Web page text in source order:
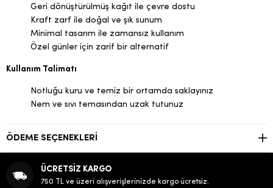
Geri dönüştürülmüş kağıt ile çevre dostu
Kraft zarf ile doğal ve şık sunum
Minimal tasarım ile zamansız kullanım
Özel günler için zarif bir alternatif
Kullanım Talimatı
Notluğu kuru ve temiz bir ortamda saklayınız
Nem ve sıvı temasından uzak tutunuz
ÖDEME SEÇENEKLERI
ÜCRETSİZ KARGO
750 TL ve üzeri alışverişlerinizde kargo ücretsiz.